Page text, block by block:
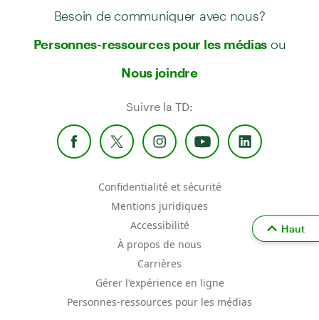
Besoin de communiquer avec nous?
Personnes-ressources pour les médias ou
Nous joindre
Suivre la TD:
Confidentialité et sécurité
Mentions juridiques
Accessibilité
À propos de nous
Carrières
Gérer l'expérience en ligne
Personnes-ressources pour les médias
Haut